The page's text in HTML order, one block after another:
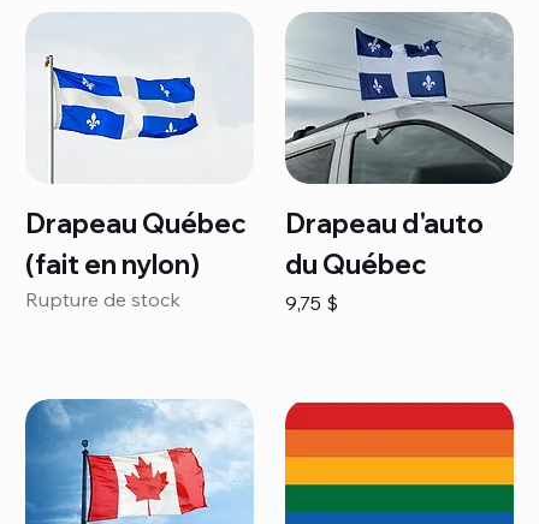
Drapeau Québec
(fait en nylon)
Rupture de stock
Drapeau d'auto
du Québec
Prix
9,75 $